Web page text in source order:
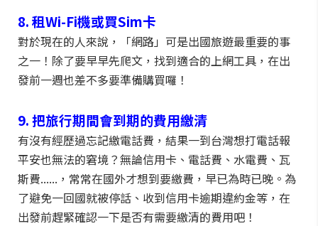
8. 租Wi-Fi機或買Sim卡
對於現在的人來說，「網路」可是出國旅遊最重要的事
之一！除了要早早先爬文，找到適合的上網工具，在出
發前一週也差不多要準備購買囉！
9. 把旅行期間會到期的費用繳清
有沒有經歷過忘記繳電話費，結果一到台灣想打電話報
平安也無法的窘境？無論信用卡、電話費、水電費、瓦
斯費......，常常在國外才想到要繳費，早已為時已晚。為
了避免一回國就被停話、收到信用卡逾期違約金等，在
出發前趕緊確認一下是否有需要繳清的費用吧！